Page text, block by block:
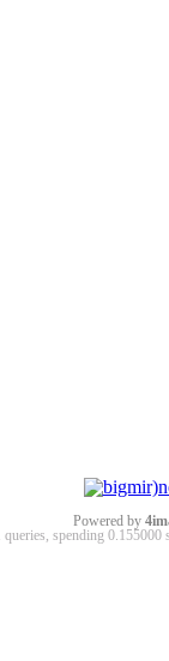
Powered by
queries, spending